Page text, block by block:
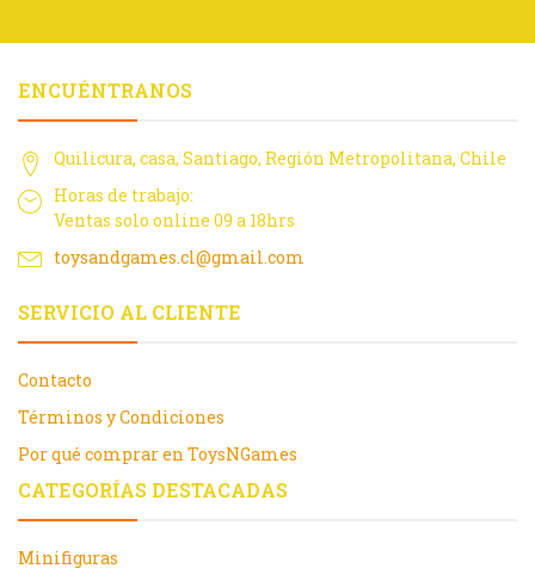
ENCUÉNTRANOS
Quilicura, casa, Santiago, Región Metropolitana, Chile
Horas de trabajo:
Ventas solo online 09 a 18hrs
toysandgames.cl@gmail.com
SERVICIO AL CLIENTE
Contacto
Términos y Condiciones
Por qué comprar en ToysNGames
CATEGORÍAS DESTACADAS
Minifiguras